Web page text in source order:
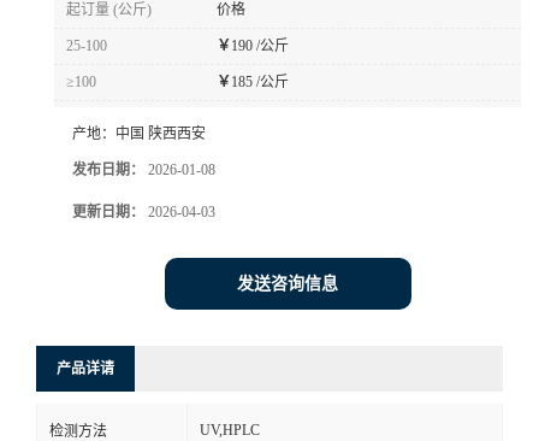
起订量 (公斤) 价格
25-100 ￥ 190 /公斤
≥100 ￥ 185 /公斤
产地： 中国 陕西西安
发布日期： 2026-01-08
更新日期： 2026-04-03
发送咨询信息
产品详请
检测方法 UV,HPLC